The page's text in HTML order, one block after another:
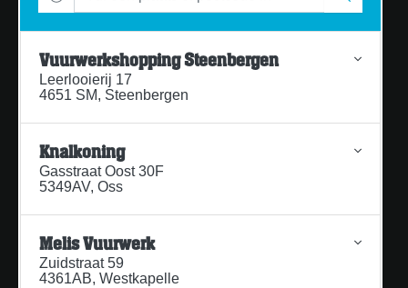
Vuurwerkshopping Steenbergen
Leerlooierij 17
4651 SM, Steenbergen
Knalkoning
Gasstraat Oost 30F
5349AV, Oss
Melis Vuurwerk
Zuidstraat 59
4361AB, Westkapelle